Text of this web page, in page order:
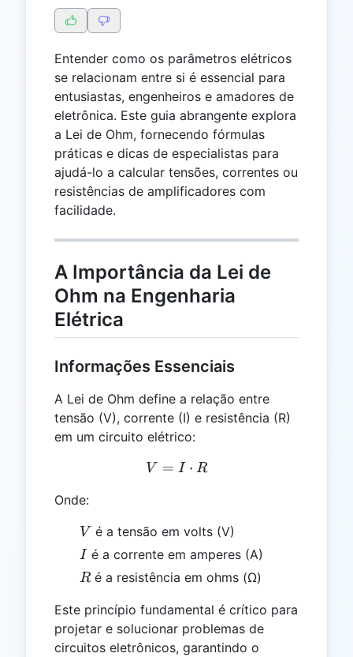
Entender como os parâmetros elétricos
se relacionam entre si é essencial para
entusiastas, engenheiros e amadores de
eletrônica. Este guia abrangente explora
a Lei de Ohm, fornecendo fórmulas
práticas e dicas de especialistas para
ajudá-lo a calcular tensões, correntes ou
resistências de amplificadores com
facilidade.
A Importância da Lei de
Ohm na Engenharia
Elétrica
Informações Essenciais
A Lei de Ohm define a relação entre
tensão (V), corrente (I) e resistência (R)
em um circuito elétrico:
V = I \cdot R
V = I ⋅ R
Onde:
V
V é a tensão em volts (V)
I
Ié a corrente em amperes (A)
R
Ré a resistência em ohms (Ω)
Este princípio fundamental é crítico para
projetar e solucionar problemas de
circuitos eletrônicos, garantindo o